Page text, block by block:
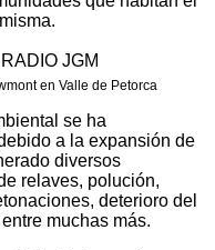
JGM
en Valle de Petorca
se ha
a la expansión de
diversos
relaves, polución,
deterioro del
muchas más.